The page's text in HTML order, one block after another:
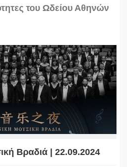
του Ωδείου Αθηνών
Βραδιά | 22.09.2024